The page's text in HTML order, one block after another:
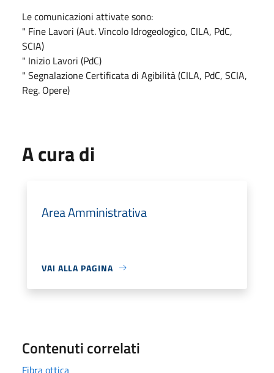
Le comunicazioni attivate sono:
" Fine Lavori (Aut. Vincolo Idrogeologico, CILA, PdC,
SCIA)
" Inizio Lavori (PdC)
" Segnalazione Certificata di Agibilità (CILA, PdC, SCIA,
Reg. Opere)
A cura di
Area Amministrativa
VAI ALLA PAGINA
Contenuti correlati
Fibra ottica